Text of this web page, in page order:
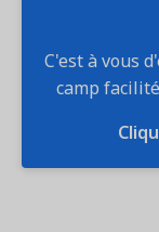
C'est à vous
camp